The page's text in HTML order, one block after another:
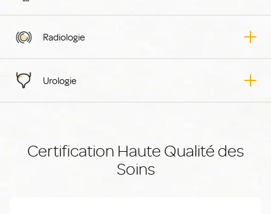
Radiologie
Urologie
Certification Haute Qualité des
Soins